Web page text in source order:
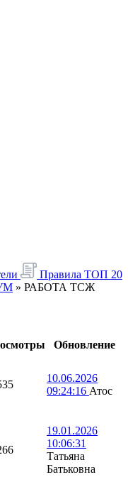
Правила ТОП 20
» РАБОТА ТСЖ
Обновление
10.06.2026
09:24:16 Атос
19.01.2026
10:06:31
Татьяна
Батьковна